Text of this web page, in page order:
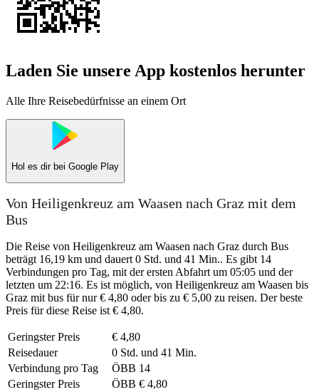
Laden Sie unsere App kostenlos herunter
Alle Ihre Reisebedürfnisse an einem Ort
Hol es dir bei Google Play
Von Heiligenkreuz am Waasen nach Graz mit dem
Bus
Die Reise von Heiligenkreuz am Waasen nach Graz durch Bus
beträgt 16,19 km und dauert 0 Std. und 41 Min.. Es gibt 14
Verbindungen pro Tag, mit der ersten Abfahrt um 05:05 und der
letzten um 22:16. Es ist möglich, von Heiligenkreuz am Waasen bis
Graz mit bus für nur € 4,80 oder bis zu € 5,00 zu reisen. Der beste
Preis für diese Reise ist € 4,80.
Geringster Preis
€ 4,80
Reisedauer
0 Std. und 41 Min.
Verbindung pro Tag
ÖBB 14
Geringster Preis
ÖBB € 4,80